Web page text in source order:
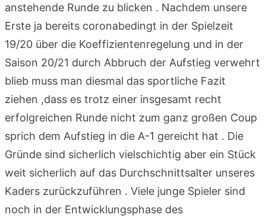
anstehende Runde zu blicken . Nachdem unsere
Erste ja bereits coronabedingt in der Spielzeit
19/20 über die Koeffizientenregelung und in der
Saison 20/21 durch Abbruch der Aufstieg verwehrt
blieb muss man diesmal das sportliche Fazit
ziehen ,dass es trotz einer insgesamt recht
erfolgreichen Runde nicht zum ganz großen Coup
sprich dem Aufstieg in die A-1 gereicht hat . Die
Gründe sind sicherlich vielschichtig aber ein Stück
weit sicherlich auf das Durchschnittsalter unseres
Kaders zurückzuführen . Viele junge Spieler sind
noch in der Entwicklungsphase des